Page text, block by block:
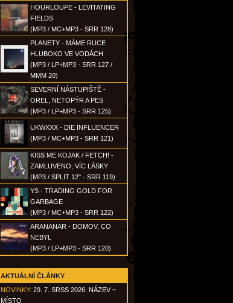
HOURLOUPE - LEVITATING
FIELDS
(MP3 / MC+MP3 - SRR 128)
PLANETY - MÁME RUCE
HLUBOKO VE VODÁCH
(MP3 / LP+MP3 - SRR 127 /
MMM 20)
SEVERNÍ NÁSTUPIŠTĚ -
OREL, NETOPÝR A PES
(MP3 / LP+MP3 - SRR 125)
UKWXXX - DIE INFLUENCER
(MP3 / MC+MP3 - SRR 121)
KISS ME KOJAK / FETCH! -
ZAMLUVENO, VÍC LÁSKY
(MP3 / SPLIT 12" - SRR 119)
YS - TRADING GOLD FOR
GARBAGE
(MP3 / MC+MP3 - SRR 122)
ARANANAR - DOMOV, CO
NEBYL
(MP3 / LP+MP3 - SRR 120)
AKTUÁLNÍ ČLÁNKY
NOVINKY: 29. 7. SRSS 2026: NÁZEV ~
MÍSTO